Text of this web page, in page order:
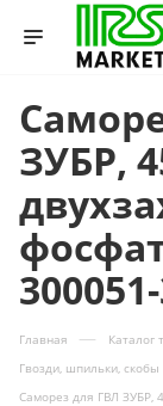
ЗУБР,
Главная — Каталог
Гвозди, шпильки, скобы
Саморез для ГВЛ ЗУБР,